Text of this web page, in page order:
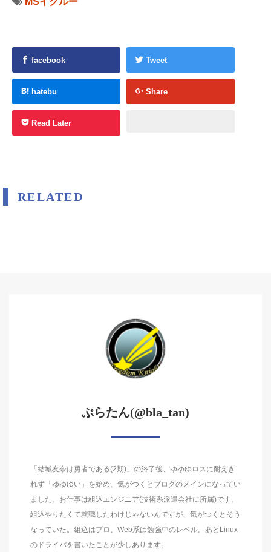
facebook Tweet
hatebu Share
Read Later
RELATED
ぶらたん(@bla_tan)
「結城友奈は勇者である(2期)」の終了後、ゆゆゆロスに耐えき
れず「ゆゆゆい」を始め、気がつくとブログのメインになってい
ました。お仕事は組込エンジニア(技術系派遣会社に所属)です。
組込やりたくて就職したわけじゃないんですが、気がつくとそう
なっていた。組込はプロ、Web系は勉強中のレベル。あとLinux
のドライバを書いたことが少しあります。